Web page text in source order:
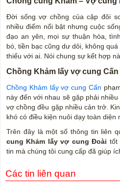
Đời sống vợ chồng của cặp đôi
nhiều điểm nổi bật nhưng cuộc
đạo an yên, mọi sự thuận hòa,
bó, tiền bạc cũng dư dôi, không
thiếu với ai. Nói chung sự kết hợp
Chồng Khảm lấy vợ cung
Chồng Khảm lấy vợ cung Cấn
này đến với nhau sẽ gặp phải
vợ chồng đều gặp nhiều cản trở.
khó có điều kiện nuôi dạy toàn diện
Trên đây là một số thông tin liên
cung Khảm lấy vợ cung Đoài tốt
tin mà chúng tôi cung cấp đã giúp
Các tin liên quan